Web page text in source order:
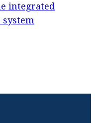
integrated